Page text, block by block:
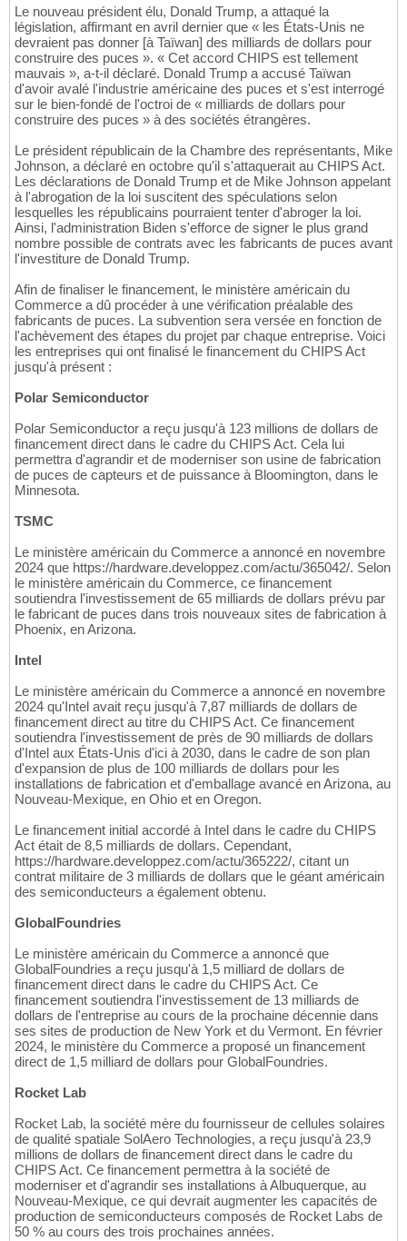
Le nouveau président élu, Donald Trump, a attaqué la
législation, affirmant en avril dernier que « les États-Unis ne
devraient pas donner [à Taïwan] des milliards de dollars pour
construire des puces ». « Cet accord CHIPS est tellement
mauvais », a-t-il déclaré. Donald Trump a accusé Taïwan
d'avoir avalé l'industrie américaine des puces et s'est interrogé
sur le bien-fondé de l'octroi de « milliards de dollars pour
construire des puces » à des sociétés étrangères.
Le président républicain de la Chambre des représentants, Mike
Johnson, a déclaré en octobre qu'il s'attaquerait au CHIPS Act.
Les déclarations de Donald Trump et de Mike Johnson appelant
à l'abrogation de la loi suscitent des spéculations selon
lesquelles les républicains pourraient tenter d'abroger la loi.
Ainsi, l'administration Biden s'efforce de signer le plus grand
nombre possible de contrats avec les fabricants de puces avant
l'investiture de Donald Trump.
Afin de finaliser le financement, le ministère américain du
Commerce a dû procéder à une vérification préalable des
fabricants de puces. La subvention sera versée en fonction de
l'achèvement des étapes du projet par chaque entreprise. Voici
les entreprises qui ont finalisé le financement du CHIPS Act
jusqu'à présent :
Polar Semiconductor
Polar Semiconductor a reçu jusqu'à 123 millions de dollars de
financement direct dans le cadre du CHIPS Act. Cela lui
permettra d'agrandir et de moderniser son usine de fabrication
de puces de capteurs et de puissance à Bloomington, dans le
Minnesota.
TSMC
Le ministère américain du Commerce a annoncé en novembre
2024 que https://hardware.developpez.com/actu/365042/. Selon
le ministère américain du Commerce, ce financement
soutiendra l'investissement de 65 milliards de dollars prévu par
le fabricant de puces dans trois nouveaux sites de fabrication à
Phoenix, en Arizona.
Intel
Le ministère américain du Commerce a annoncé en novembre
2024 qu'Intel avait reçu jusqu'à 7,87 milliards de dollars de
financement direct au titre du CHIPS Act. Ce financement
soutiendra l'investissement de près de 90 milliards de dollars
d'Intel aux États-Unis d'ici à 2030, dans le cadre de son plan
d'expansion de plus de 100 milliards de dollars pour les
installations de fabrication et d'emballage avancé en Arizona, au
Nouveau-Mexique, en Ohio et en Oregon.
Le financement initial accordé à Intel dans le cadre du CHIPS
Act était de 8,5 milliards de dollars. Cependant,
https://hardware.developpez.com/actu/365222/, citant un
contrat militaire de 3 milliards de dollars que le géant américain
des semiconducteurs a également obtenu.
GlobalFoundries
Le ministère américain du Commerce a annoncé que
GlobalFoundries a reçu jusqu'à 1,5 milliard de dollars de
financement direct dans le cadre du CHIPS Act. Ce
financement soutiendra l'investissement de 13 milliards de
dollars de l'entreprise au cours de la prochaine décennie dans
ses sites de production de New York et du Vermont. En février
2024, le ministère du Commerce a proposé un financement
direct de 1,5 milliard de dollars pour GlobalFoundries.
Rocket Lab
Rocket Lab, la société mère du fournisseur de cellules solaires
de qualité spatiale SolAero Technologies, a reçu jusqu'à 23,9
millions de dollars de financement direct dans le cadre du
CHIPS Act. Ce financement permettra à la société de
moderniser et d'agrandir ses installations à Albuquerque, au
Nouveau-Mexique, ce qui devrait augmenter les capacités de
production de semiconducteurs composés de Rocket Labs de
50 % au cours des trois prochaines années.